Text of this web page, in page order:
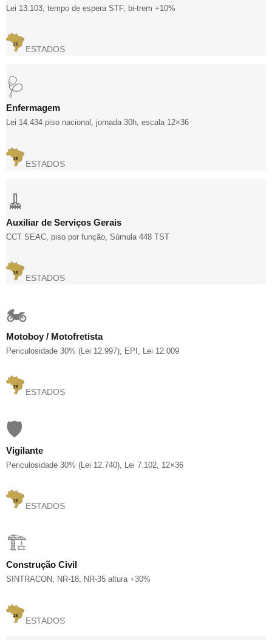
Lei 13.103, tempo de espera STF, bi-trem +10%
26
ESTADOS
🩺
Enfermagem
Lei 14.434 piso nacional, jornada 30h, escala 12×36
26
ESTADOS
🧹
Auxiliar de Serviços Gerais
CCT SEAC, piso por função, Súmula 448 TST
26
ESTADOS
🏍️
Motoboy / Motofretista
Periculosidade 30% (Lei 12.997), EPI, Lei 12.009
26
ESTADOS
🛡️
Vigilante
Periculosidade 30% (Lei 12.740), Lei 7.102, 12×36
26
ESTADOS
🏗️
Construção Civil
SINTRACON, NR-18, NR-35 altura +30%
26
ESTADOS